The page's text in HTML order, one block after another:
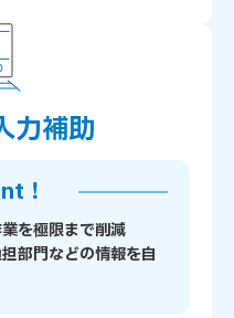
力補助
！
を極限まで削減
部門などの情報を自